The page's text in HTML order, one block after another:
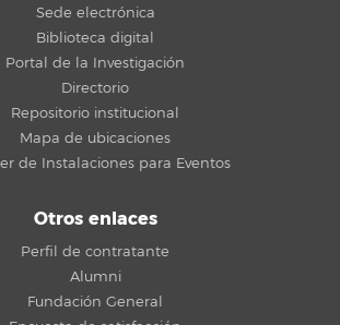
Sede electrónica
Biblioteca digital
Portal de la Investigación
Directorio
Repositorio institucional
Mapa de ubicaciones
de Instalaciones para Eventos
Otros enlaces
Perfil de contratante
Alumni
Fundación General